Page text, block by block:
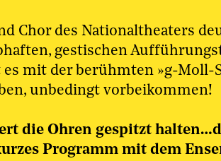
Chor des Nationaltheaters
gestischen
mit der berühmten »g-Moll-
unbedingt vorbeikommen!
die Ohren gespitzt
Programm mit dem